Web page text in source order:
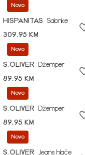
Novo
HISPANITAS
Salonke
309,95 KM
Novo
S.OLIVER
Džemper
89,95 KM
Novo
S.OLIVER
Džemper
89,95 KM
Novo
S.OLIVER
Jeans hlače